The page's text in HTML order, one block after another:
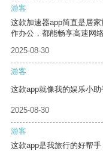
游客
这款加速器app简直是居
作办公，都能畅享高速网
2025-08-30
游客
这款app就像我的娱乐小助
2025-08-30
游客
这款app是我旅行的好帮